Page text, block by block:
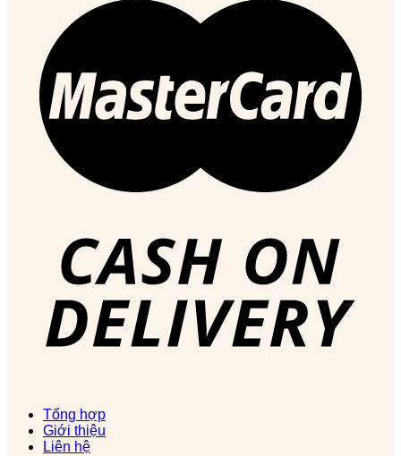
Tổng hợp
Giới thiệu
Liên hệ